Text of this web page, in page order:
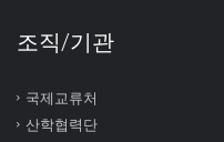
조직/기관
국제교류처
산학협력단